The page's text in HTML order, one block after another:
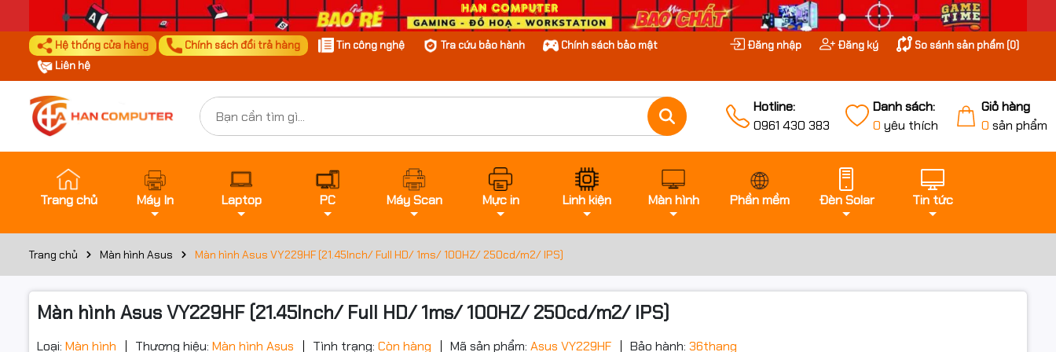
Hệ thống cửa hàng Chính sách đổi trả hàng Tin công nghệ Tra cứu bảo hành
Chính sách bảo mật
Liên hệ
Đăng nhập Đăng ký So sánh sản phẩm (0)
Hotline:
0961 430 383
Danh sách:
0 yêu thích
Giỏ hàng
0 sản phẩm
Trang chủ Máy In Laptop PC Máy Scan Mực in Linh kiện Màn hình Phần mềm Đèn Solar Tin tức
Trang chủ Màn hình Asus Màn hình Asus VY229HF (21.45Inch/ Full HD/ 1ms/ 100HZ/ 250cd/m2/ IPS)
Màn hình Asus VY229HF (21.45Inch/ Full HD/ 1ms/ 100HZ/ 250cd/m2/ IPS)
Loại: Màn hình Thương hiệu: Màn hình Asus Tình trạng: Còn hàng Mã sản phẩm: Asus VY229HF Bảo hành: 36thang